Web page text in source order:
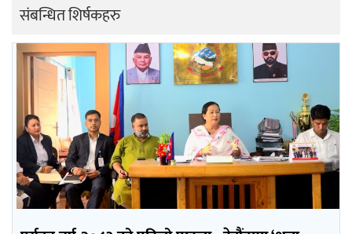
संबन्धित शिर्षकहरु